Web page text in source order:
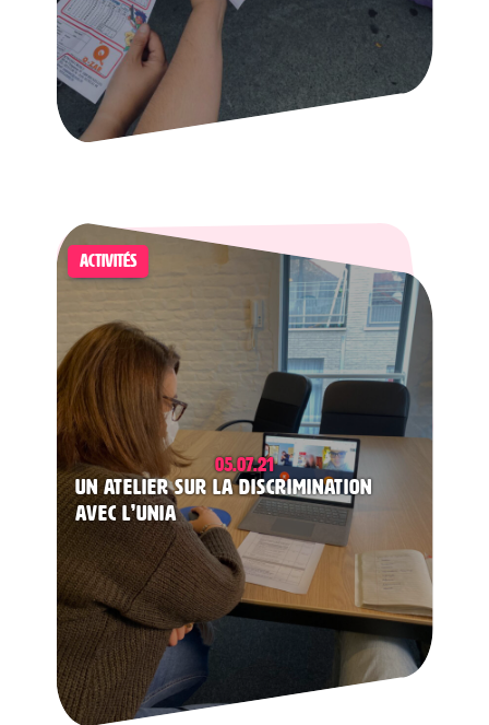
ACTIVITÉS
05.07.21
Un atelier sur la discrimination
avec l’UNIA